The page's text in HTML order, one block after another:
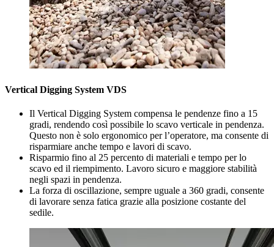
Vertical Digging System VDS
Il Vertical Digging System compensa le pendenze fino a 15
gradi, rendendo così possibile lo scavo verticale in pendenza.
Questo non è solo ergonomico per l’operatore, ma consente di
risparmiare anche tempo e lavori di scavo.
Risparmio fino al 25 percento di materiali e tempo per lo
scavo ed il riempimento. Lavoro sicuro e maggiore stabilità
negli spazi in pendenza.
La forza di oscillazione, sempre uguale a 360 gradi, consente
di lavorare senza fatica grazie alla posizione costante del
sedile.